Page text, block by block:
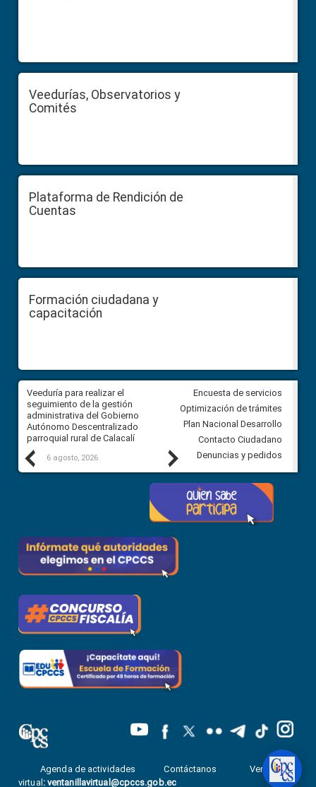
Veedurías, Observatorios y
Comités
Plataforma de Rendición de
Cuentas
Formación ciudadana y
capacitación
Previous
Veeduría para realizar el
seguimiento de la gestión
administrativa del Gobierno
Autónomo Descentralizado
parroquial rural de Calacalí
6 agosto, 2026
Veeduría para vigilar los
derivados de la Audiencia
comunidad Urbina, parroquia
Carolina
5 agosto, 2026
Next
Encuesta de servicios
Optimización de trámites
Plan Nacional Desarrollo
Contacto Ciudadano
Denuncias y pedidos
Agenda de actividades Contáctanos
Ventanilla
virtual : ventanillavirtual@cpccs.gob.ec